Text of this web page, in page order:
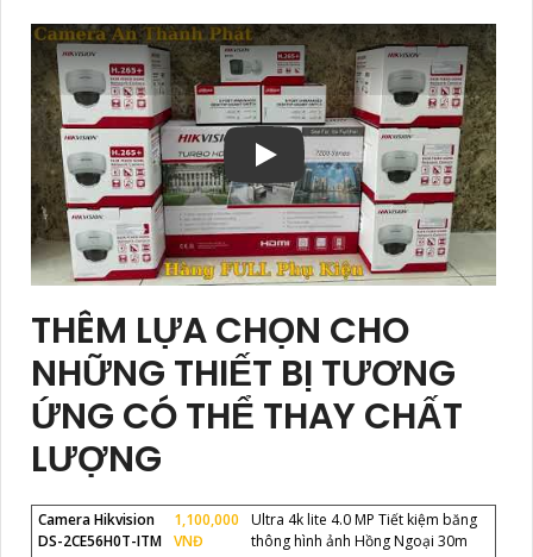
THÊM LỰA CHỌN CHO
NHỮNG THIẾT BỊ TƯƠNG
ỨNG CÓ THỂ THAY CHẤT
LƯỢNG
Camera Hikvision
DS-2CE56H0T-ITM
1,100,000
VNĐ
Ultra 4k lite 4.0 MP Tiết kiệm băng
thông hình ảnh Hồng Ngoại 30m